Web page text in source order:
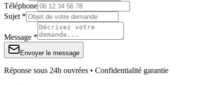
Téléphone
Sujet *
Message *
Envoyer le message
Réponse sous 24h ouvrées • Confidentialité garantie